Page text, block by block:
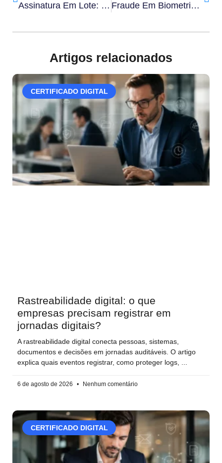
Assinatura Em Lote: Saiba Como Assinar Documentos Em Massa Fraude Em Biometria Facial: Saiba Como Evitá-La Na Sua Empresa
Artigos relacionados
CERTIFICADO DIGITAL
Rastreabilidade digital: o que
empresas precisam registrar em
jornadas digitais?
A rastreabilidade digital conecta pessoas, sistemas,
documentos e decisões em jornadas auditáveis. O artigo
explica quais eventos registrar, como proteger logs,
6 de agosto de 2026 Nenhum comentário
CERTIFICADO DIGITAL